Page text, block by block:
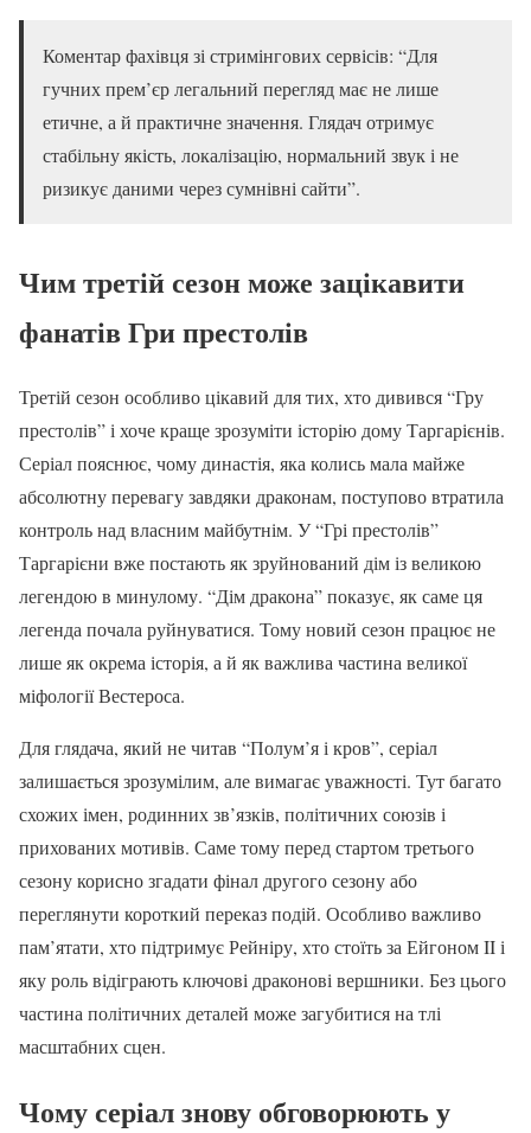
Коментар фахівця зі стримінгових сервісів: “Для
гучних прем’єр легальний перегляд має не лише
етичне, а й практичне значення. Глядач отримує
стабільну якість, локалізацію, нормальний звук і не
ризикує даними через сумнівні сайти”.
Чим третій сезон може зацікавити
фанатів Гри престолів
Третій сезон особливо цікавий для тих, хто дивився “Гру
престолів” і хоче краще зрозуміти історію дому Таргарієнів.
Серіал пояснює, чому династія, яка колись мала майже
абсолютну перевагу завдяки драконам, поступово втратила
контроль над власним майбутнім. У “Грі престолів”
Таргарієни вже постають як зруйнований дім із великою
легендою в минулому. “Дім дракона” показує, як саме ця
легенда почала руйнуватися. Тому новий сезон працює не
лише як окрема історія, а й як важлива частина великої
міфології Вестероса.
Для глядача, який не читав “Полум’я і кров”, серіал
залишається зрозумілим, але вимагає уважності. Тут багато
схожих імен, родинних зв’язків, політичних союзів і
прихованих мотивів. Саме тому перед стартом третього
сезону корисно згадати фінал другого сезону або
переглянути короткий переказ подій. Особливо важливо
пам’ятати, хто підтримує Рейніру, хто стоїть за Ейгоном II і
яку роль відіграють ключові драконові вершники. Без цього
частина політичних деталей може загубитися на тлі
масштабних сцен.
Чому серіал знову обговорюють у